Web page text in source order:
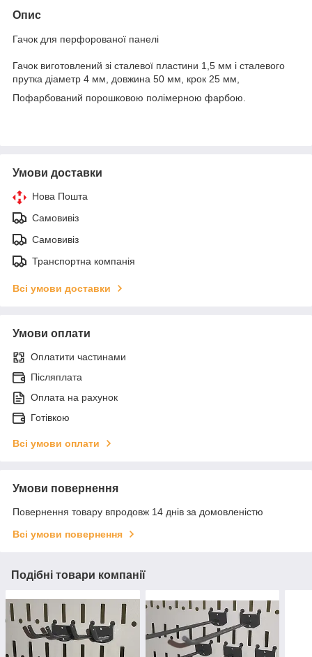
Опис
Гачок для перфорованої панелі
Гачок виготовлений зі сталевої пластини 1,5 мм і сталевого
прутка діаметр 4 мм, довжина 50 мм, крок 25 мм,
Пофарбований порошковою полімерною фарбою.
Умови доставки
Нова Пошта
Самовивіз
Самовивіз
Транспортна компанія
Всі умови доставки
Умови оплати
Оплатити частинами
Післяплата
Оплата на рахунок
Готівкою
Всі умови оплати
Умови повернення
Повернення товару впродовж 14 днів за домовленістю
Всі умови повернення
Подібні товари компанії